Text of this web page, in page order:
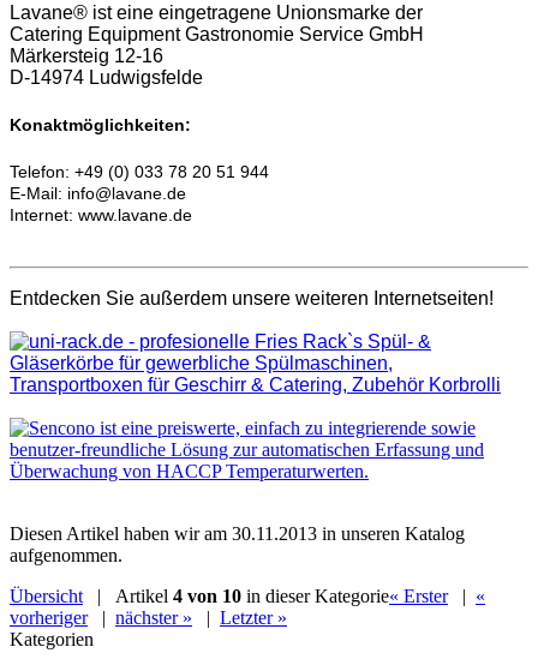
Lavane® ist eine eingetragene Unionsmarke der
Catering Equipment Gastronomie Service GmbH
Märkersteig 12-16
D-14974 Ludwigsfelde
Konaktmöglichkeiten:
Telefon: +49 (0) 033 78 20 51 944
E-Mail: info@lavane.de
Internet: www.lavane.de
Entdecken Sie außerdem unsere weiteren Internetseiten!
Diesen Artikel haben wir am 30.11.2013 in unseren Katalog
aufgenommen.
Übersicht | Artikel 4 von 10 in dieser Kategorie« Erster| «
vorheriger| nächster » | Letzter »
Kategorien